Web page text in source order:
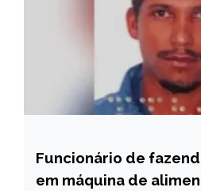
CAPELINHA
MINAS
Funcionário de
em máquina de